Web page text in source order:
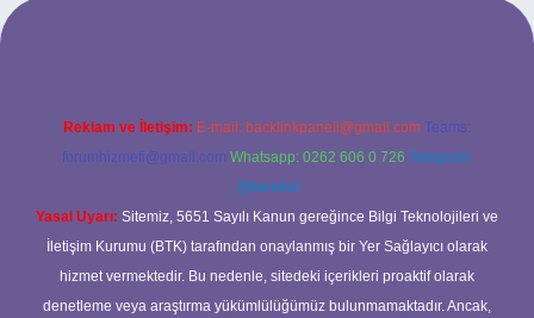
Reklam ve İletişim: E-mail: backlinkpaneli@gmail.com Teams:
forumhizmeti@gmail.com Whatsapp: 0262 606 0 726 Telegram:
@karabul
Yasal Uyarı: Sitemiz, 5651 Sayılı Kanun gereğince Bilgi Teknolojileri ve
İletişim Kurumu (BTK) tarafından onaylanmış bir Yer Sağlayıcı olarak
hizmet vermektedir. Bu nedenle, sitedeki içerikleri proaktif olarak
denetleme veya araştırma yükümlülüğümüz bulunmamaktadır. Ancak,